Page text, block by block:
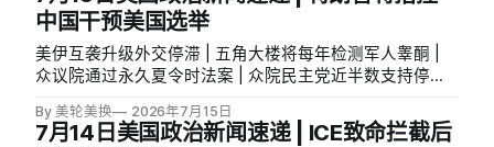
中国干预美国选举
美伊互袭升级外交停滞 | 五角大楼将每年检测军人睾酮 |
众议院通过永久夏令时法案 | 众院民主党近半数支持停止
By 美轮美换 2026年7月15日
7月14日美国政治新闻速递 | ICE致命拦截后